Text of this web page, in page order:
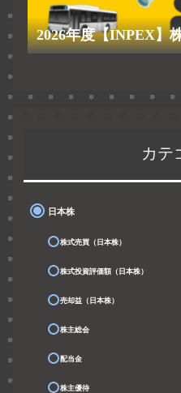
2026年度【INPEX】
カテ
日本株
株式売買（日本株）
株式投資評価額（日本株）
売却益（日本株）
株主総会
配当金
株主優待